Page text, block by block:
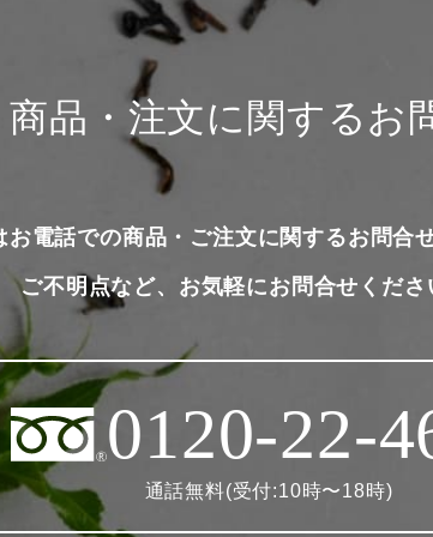
商品・注文に関するお
お電話での商品・ご注文に関するお問合
ご不明点など、お気軽にお問合せくださ
0120-22-
通話無料(受付:10時〜18時)